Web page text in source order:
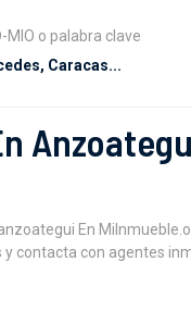
MIO o palabra clave
En
contacta con agentes